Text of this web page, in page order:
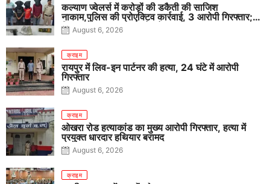
कल्याण ज्वेलर्स में करोड़ों की डकैती की साजिश
नाकाम,पुलिस की प्रोएक्टिव कार्रवाई, 3 आरोपी गिरफ्तार;
पिस्टल, कारतूस, चाकू और मोबाइल बरामद
August 6, 2026
क्राइम
रायपुर में लिव-इन पार्टनर की हत्या, 24 घंटे में आरोपी
गिरफ्तार
August 6, 2026
क्राइम
ओखरा रोड हत्याकांड का मुख्य आरोपी गिरफ्तार, हत्या में
प्रयुक्त धारदार हथियार बरामद
August 6, 2026
क्राइम